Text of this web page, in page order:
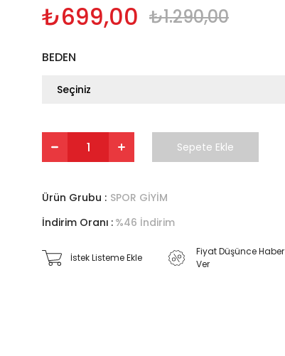
₺1.290,00
₺699,00
BEDEN
Ürün Grubu : SPOR GİYİM
İndirim Oranı : %46 İndirim
İstek Listeme Ekle
Fiyat Düşünce Haber
Ver